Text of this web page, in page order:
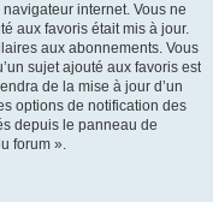
internet. Vous ne
aux favoris était mis à jour.
aux abonnements. Vous
sujet ajouté aux favoris est
de la mise à jour d’un
options de notification des
depuis le panneau de
forum ».